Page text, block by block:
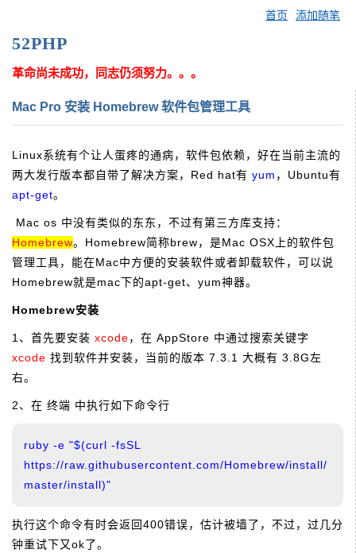
首页 添加随笔
52PHP
革命尚未成功，同志仍须努力。。。
Mac Pro 安装 Homebrew 软件包管理工具
Linux系统有个让人蛋疼的通病，软件包依赖，好在当前主流的
两大发行版本都自带了解决方案，Red hat有 yum ，Ubuntu有
apt-get。
Mac os 中没有类似的东东，不过有第三方库支持：
Homebrew。Homebrew简称brew，是Mac OSX上的软件包
管理工具，能在Mac中方便的安装软件或者卸载软件，可以说
Homebrew就是mac下的apt-get、yum神器。
Homebrew安装
1、首先要安装 xcode，在 AppStore 中通过搜索关键字
xcode 找到软件并安装，当前的版本 7.3.1 大概有 3.8G左
右。
2、在 终端 中执行如下命令行
ruby -e "$(curl -fsSL
https://raw.githubusercontent.com/Homebrew/install/
master/install)"
执行这个命令有时会返回400错误，估计被墙了，不过，过几分
钟重试下又ok了。